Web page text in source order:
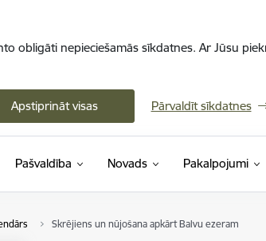
obligāti nepieciešamās sīkdatnes. Ar Jūsu
Apstiprināt visas Pārvaldīt sīkdatnes
Pašvaldība Novads Pakalpojumi
Skrējiens un nūjošana apkārt Balvu ezeram